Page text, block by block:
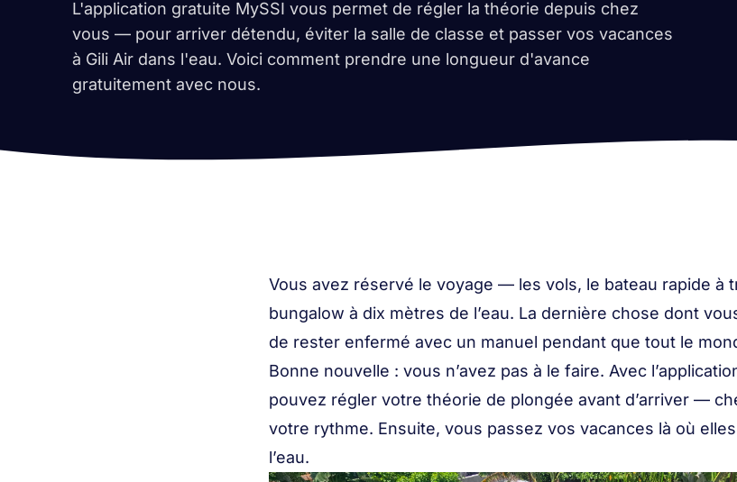
L'application gratuite MySSI vous permet de régler la théorie depuis chez
vous — pour arriver détendu, éviter la salle de classe et passer vos vacances
à Gili Air dans l'eau. Voici comment prendre une longueur d'avance
gratuitement avec nous.
Vous avez réservé le voyage — les vols, le bateau rapide à
bungalow à dix mètres de l’eau. La dernière chose dont
de rester enfermé avec un manuel pendant que tout le
Bonne nouvelle : vous n’avez pas à le faire. Avec
pouvez régler votre théorie de plongée avant d’arriver —
votre rythme. Ensuite, vous passez vos vacances là où
l’eau.